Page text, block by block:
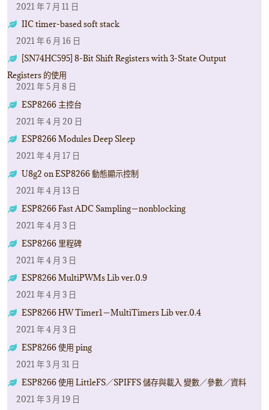
2021 年 7 月 11 日
IIC timer-based soft stack
2021 年 6 月 16 日
[SN74HC595] 8-Bit Shift Registers with 3-State Output
Registers 的使用
2021 年 5 月 8 日
ESP8266 主控台
2021 年 4 月 20 日
ESP8266 Modules Deep Sleep
2021 年 4 月 17 日
U8g2 on ESP8266 動態顯示控制
2021 年 4 月 13 日
ESP8266 Fast ADC Sampling－nonblocking
2021 年 4 月 3 日
ESP8266 里程碑
2021 年 4 月 3 日
ESP8266 MultiPWMs Lib ver.0.9
2021 年 4 月 3 日
ESP8266 HW Timer1－MultiTimers Lib ver.0.4
2021 年 4 月 3 日
ESP8266 使用 ping
2021 年 3 月 31 日
ESP8266 使用 LittleFS／SPIFFS 儲存與載入 變數／參數／資料
2021 年 3 月 19 日